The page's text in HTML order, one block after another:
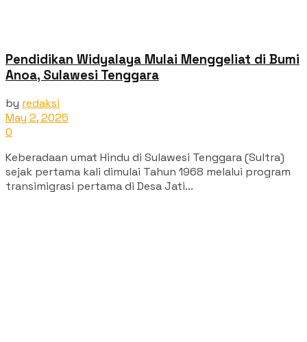
Pendidikan Widyalaya Mulai Menggeliat di Bumi
Anoa, Sulawesi Tenggara
by redaksi
May 2, 2025
0
Keberadaan umat Hindu di Sulawesi Tenggara (Sultra)
sejak pertama kali dimulai Tahun 1968 melalui program
transimigrasi pertama di Desa Jati...